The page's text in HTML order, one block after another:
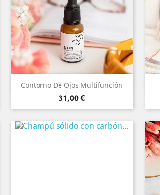
Contorno De Ojos Multifunción
Precio
31,00 €
Vista rápida